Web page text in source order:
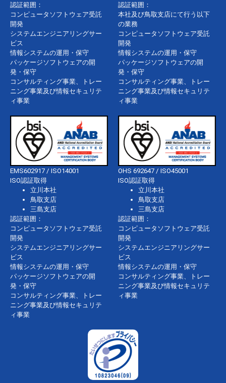
認証範囲：
コンピュータソフトウェア受託
開発
システムエンジニアリングサー
ビス
情報システムの運用・保守
パッケージソフトウェアの開
発・保守
コンサルティング事業、トレー
ニング事業及び情報セキュリテ
ィ事業
認証範囲：
本社及び鳥取支店にて行う以下
の業務
コンピュータソフトウェア受託
開発
情報システムの運用・保守
パッケージソフトウェアの開
発・保守
コンサルティング事業、トレー
ニング事業及び情報セキュリテ
ィ事業
EMS602917 / ISO14001
ISO認証取得
立川本社
鳥取支店
三島支店
認証範囲：
コンピュータソフトウェア受託
開発
システムエンジニアリングサー
ビス
情報システムの運用・保守
パッケージソフトウェアの開
発・保守
コンサルティング事業、トレー
ニング事業及び情報セキュリテ
ィ事業
OHS 692647 / ISO45001
ISO認証取得
立川本社
鳥取支店
三島支店
認証範囲：
コンピュータソフトウェア受託
開発
システムエンジニアリングサー
ビス
情報システムの運用・保守
コンサルティング事業、トレー
ニング事業及び情報セキュリテ
ィ事業